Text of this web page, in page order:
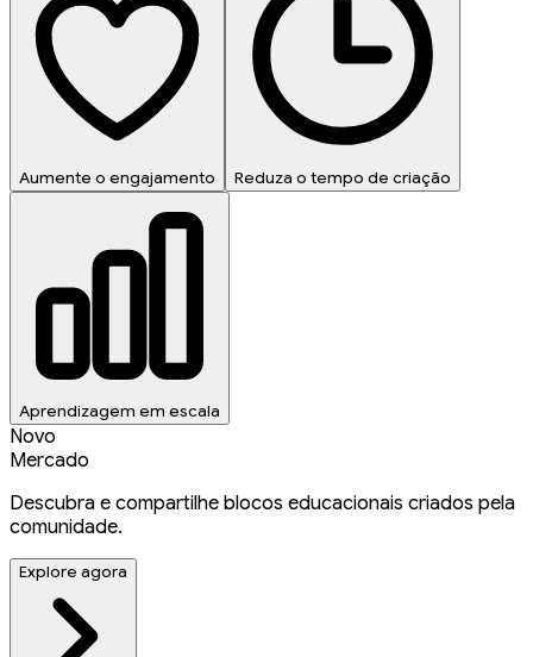
Aumente o engajamento Reduza o tempo de criação
Aprendizagem em escala
Novo
Mercado
Descubra e compartilhe blocos educacionais criados pela
comunidade.
Explore agora